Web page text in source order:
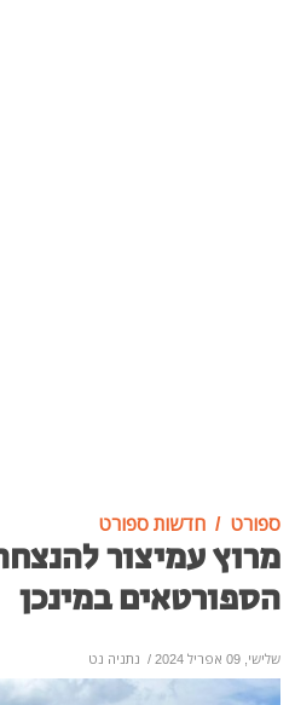
ספורט חדשות ספורט
מרוץ עמיצור
הספורטאים במינכן
שלישי, 09 אפריל 2024 / נתניה נט